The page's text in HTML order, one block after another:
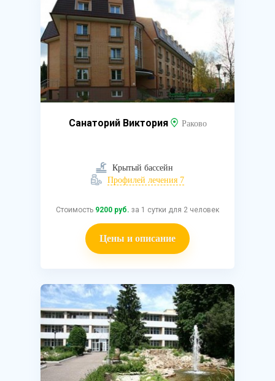
Санаторий Виктория Раково
Крытый бассейн
Профилей лечения 7
Стоимость 9200 руб. за 1 сутки для 2 человек
Цены и описание